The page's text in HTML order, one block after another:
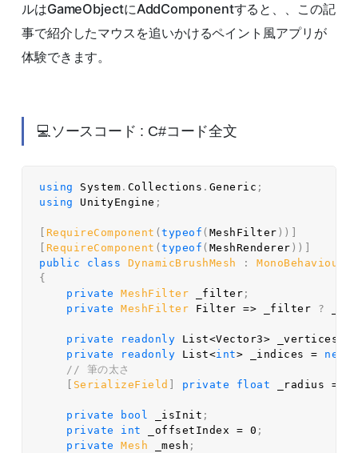
ルはGameObjectにAddComponentすると、、この記
事で紹介したマウスを追いかけるペイント風アプリが
体験できます。
💻ソースコード : C#コード全文
using System . Collections . Generic ;
using
UnityEngine ;
RequireComponent (typeof ( MeshFilter ) )
RequireComponent (typeof ( MeshRenderer ) )
public
class DynamicBrushMesh :
MonoBehaviour
{
private
MeshFilter _filter ;
private
MeshFilter Filter => _filter ?
private readonly List<Vector3> _vertices
private
readonly List<int> _indices = new
// 筆の太さ
SerializeField private float _radius =
private bool _isInit ;
private
int _offsetIndex = 0 ;
private
Mesh _mesh ;